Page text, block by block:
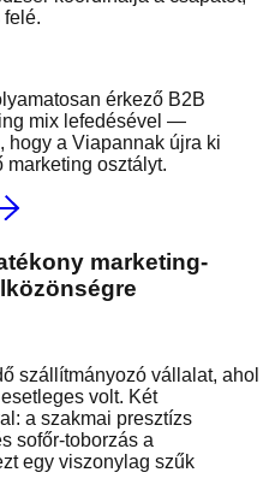
felé.
érkező B2B
mix lefedésével —
hogy a Viapannak újra ki
marketing osztályt.
marketing-
szállítmányozó vállalat, ahol
volt. Két
a szakmai presztízs
sofőr-toborzás a
egy viszonylag szűk